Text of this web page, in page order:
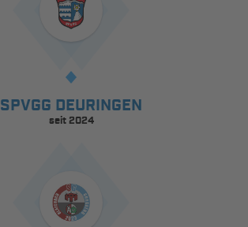
SPVGG DEURINGEN
seit 2024